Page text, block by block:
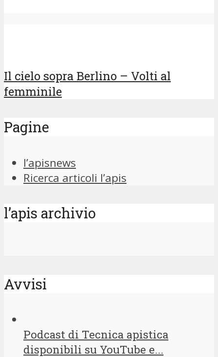
Il cielo sopra Berlino – Volti al
femminile
Pagine
l’apisnews
Ricerca articoli l’apis
l’apis archivio
Avvisi
Podcast di Tecnica apistica
disponibili su YouTube e...